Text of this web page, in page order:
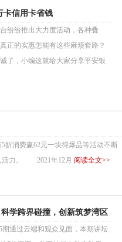
卡信用卡省钱
纷推出大力度活动，各种叠
正的实惠怎能有这些麻烦套路？
了，小编这就给大家分享平安银
消费赢62元一块得爆品等活动不断
活力。 2021年12月 阅读全文>>
学跨界碰撞，创新筑梦湾区
通过云端和观众见面，本期讲坛